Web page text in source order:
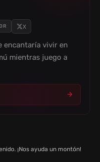
X
encantaría vivir en
mientras juego a
¡Nos ayuda un montón!